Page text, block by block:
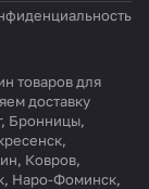
товаров для
доставку
Бронницы,
Ковров,
Наро-Фоминск,